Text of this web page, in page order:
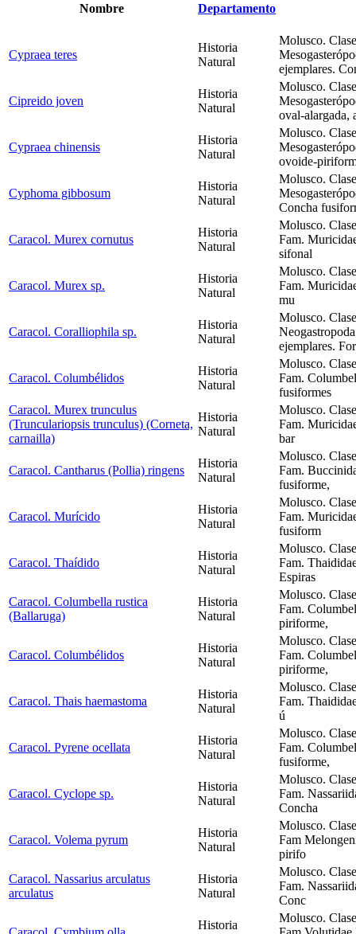
Nombre Departamento
Cypraea teres
Historia
Natural
Molusco.
ejemplares.
Cipreido joven
Historia
Natural
Molusco.
oval-alargada,
Cypraea chinensis
Historia
Natural
Molusco.
ovoide-
Cyphoma gibbosum
Historia
Natural
Molusco.
Concha
Caracol. Murex cornutus
Historia
Natural
Molusco.
Fam.
sifonal
Caracol. Murex sp.
Historia
Natural
Molusco.
Fam.
mu
Caracol. Coralliophila sp.
Historia
Natural
Molusco.
ejemplares.
Caracol. Columbélidos
Historia
Natural
Molusco.
Fam.
fusiformes
Caracol. Murex trunculus
(Trunculariopsis trunculus) (Corneta,
carnailla)
Historia
Natural
Molusco.
Fam.
bar
Caracol. Cantharus (Pollia) ringens
Historia
Natural
Molusco.
Fam.
fusiforme,
Caracol. Murícido
Historia
Natural
Molusco.
Fam.
fusiform
Caracol. Thaídido
Historia
Natural
Molusco.
Fam.
Espiras
Caracol. Columbella rustica
(Ballaruga)
Historia
Natural
Molusco.
Fam.
piriforme,
Caracol. Columbélidos
Historia
Natural
Molusco.
Fam.
piriforme,
Caracol. Thais haemastoma
Historia
Natural
Molusco.
Fam.
ú
Caracol. Pyrene ocellata
Historia
Natural
Molusco.
Fam.
fusiforme,
Caracol. Cyclope sp.
Historia
Natural
Molusco.
Fam.
Concha
Caracol. Volema pyrum
Historia
Natural
Molusco.
Fam
pirifo
Caracol. Nassarius arculatus
arculatus
Historia
Natural
Molusco.
Fam.
Conc
Historia
Molusco.